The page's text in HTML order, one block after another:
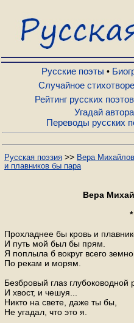
Русские поэты
Биографии
Стихи по темам
Случайное
Рейтинг русских
Рейтинг
Русские поэты •
Случайное
Рейтинг русских поэтов
Угадай
Переводы русских
Русская поэзия >> Вера
и плавников бы пара
Вера
Прохладнее бы кровь и
И путь мой был бы прям.
Я поплыла б вокруг всего
По рекам и морям.
Безбровый глаз глубоководной
И хвост, и чешуя...
Никто на свете, даже ты бы,
Не угадал, что это я.